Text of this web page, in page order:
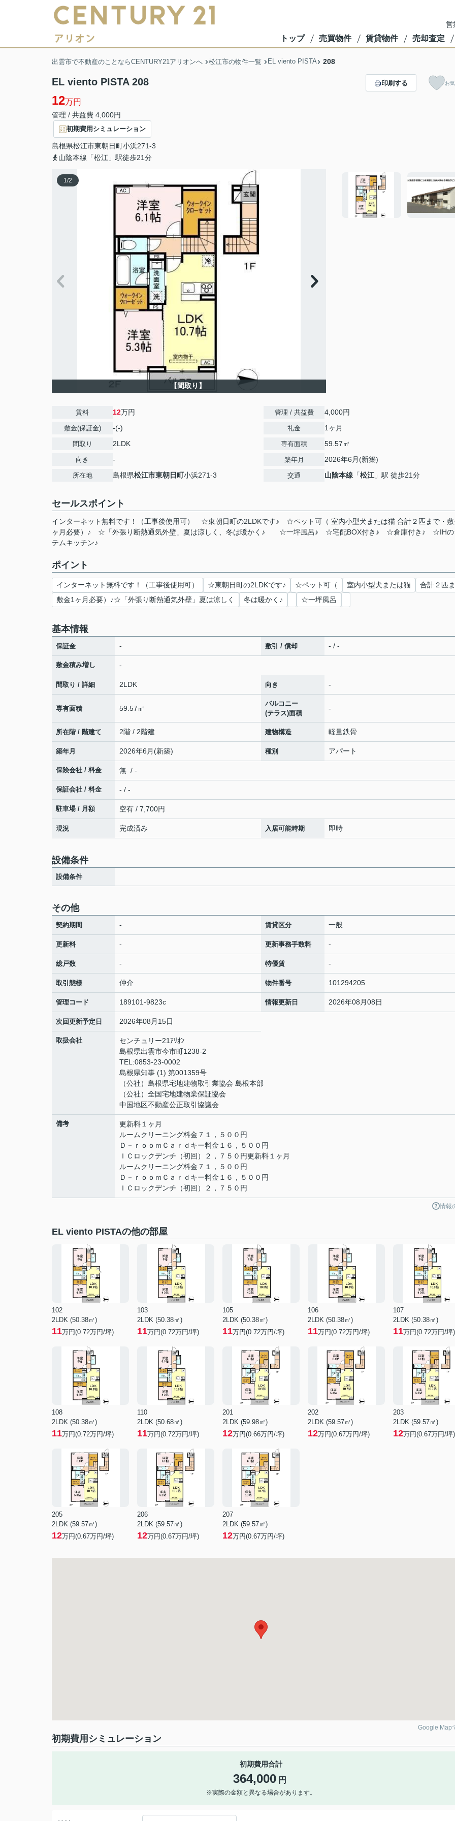
営
トップ 売買物件 賃貸物件 売却査定
出雲市で不動産のことならCENTURY21アリオンへ 松江市の物件一覧 EL viento PISTA 208
EL viento PISTA 208
12万円
管理 / 共益費 4,000円
初期費用シミュレーション
島根県松江市東朝日町小浜271-3
山陰本線「松江」駅徒歩21分
印刷する お
1/2
【間取り】
賃料 12万円
敷金(保証金) -(-)
間取り 2LDK
向き -
所在地 島根県松江市東朝日町小浜271-3
管理 / 共益費 4,000円
礼金 1ヶ月
専有面積 59.57㎡
築年月 2026年6月(新築)
交通 山陰本線 「松江 」駅 徒歩21分
セールスポイント
インターネット無料です！（工事後使用可） ☆東朝日町の2LDKです♪ ☆ペット可（ 室内小型犬または猫 合計２匹まで・
ヶ月必要）♪ ☆「外張り断熱通気外壁」夏は涼しく、冬は暖かく♪ ☆一坪風呂♪ ☆宅配BOX付き♪ ☆倉庫付き♪ ☆IHの
テムキッチン♪
ポイント
インターネット無料です！（工事後使用可） ☆東朝日町の2LDKです♪ ☆ペット可（ 室内小型犬または猫
合計２匹
敷金1ヶ月必要）♪☆「外張り断熱通気外壁」夏は涼しく
冬は暖かく♪ ☆一坪風呂
基本情報
保証金 - 敷引 / 償却 - / -
敷金積み増し -
間取り / 詳細 2LDK 向き -
専有面積 59.57㎡
バルコニー
(テラス)面積
-
所在階 / 階建て 2階 / 2階建 建物構造 軽量鉄骨
築年月 2026年6月(新築) 種別 アパート
保険会社 / 料金 無 / -
保証会社 / 料金 - / -
駐車場 / 月額 空有 / 7,700円
現況 完成済み 入居可能時期 即時
設備条件
設備条件
その他
契約期間 - 賃貸区分 一般
更新料 - 更新事務手数料 -
総戸数 - 特優賃 -
取引態様 仲介 物件番号 101294205
管理コード 189101-9823c 情報更新日 2026年08月08日
次回更新予定日 2026年08月15日
取扱会社
センチュリー21ｱﾘｵﾝ
島根県出雲市今市町1238-2
TEL:0853-23-0002
島根県知事 (1) 第001359号
（公社）島根県宅地建物取引業協会 島根本部
（公社）全国宅地建物業保証協会
中国地区不動産公正取引協議会
備考
更新料１ヶ月
ルームクリーニング料金７１，５００円
Ｄ－ｒｏｏｍＣａｒｄキー料金１６，５００円
ＩＣロックデンチ（初回）２，７５０円更新料１ヶ月
ルームクリーニング料金７１，５００円
Ｄ－ｒｏｏｍＣａｒｄキー料金１６，５００円
ＩＣロックデンチ（初回）２，７５０円
情報
EL viento PISTAの他の部屋
102
2LDK (50.38㎡)
11万円(0.72万円/坪)
103
2LDK (50.38㎡)
11万円(0.72万円/坪)
105
2LDK (50.38㎡)
11万円(0.72万円/坪)
106
2LDK (50.38㎡)
11万円(0.72万円/坪)
107
2LDK (50.38㎡)
11万円(0.72万円/坪)
108
2LDK (50.38㎡)
11万円(0.72万円/坪)
110
2LDK (50.68㎡)
11万円(0.72万円/坪)
201
2LDK (59.98㎡)
12万円(0.66万円/坪)
202
2LDK (59.57㎡)
12万円(0.67万円/坪)
203
2LDK (59.57㎡)
12万円(0.67万円/坪)
205
2LDK (59.57㎡)
12万円(0.67万円/坪)
206
2LDK (59.57㎡)
12万円(0.67万円/坪)
207
2LDK (59.57㎡)
12万円(0.67万円/坪)
Google Map
初期費用シミュレーション
初期費用合計
364,000 円
※実際の金額と異なる場合があります。